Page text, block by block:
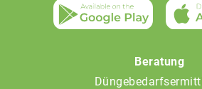
Beratung